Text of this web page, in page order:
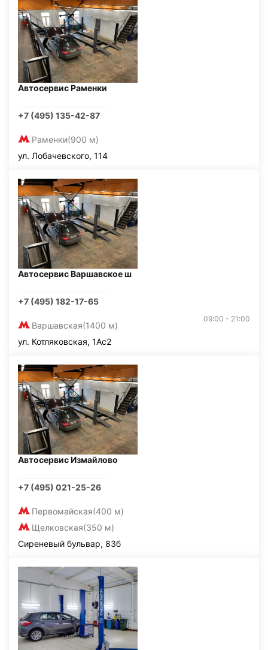
Автосервис Раменки
+7 (495) 135-42-87
Раменки(900 м)
ул. Лобачевского, 114
Автосервис Варшавское ш
+7 (495) 182-17-65
Варшавская(1400 м)
09:00 - 21:00
ул. Котляковская, 1Ас2
Автосервис Измайлово
+7 (495) 021-25-26
Первомайская(400 м)
Щелковская(350 м)
Сиреневый бульвар, 83б